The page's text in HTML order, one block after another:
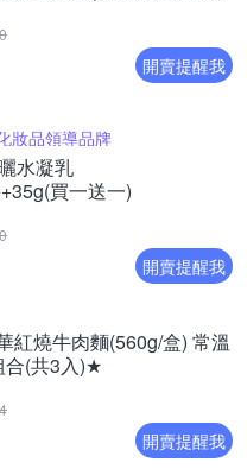
開賣提醒我
妝品領導品牌
水凝乳
買一送一)
開賣提醒我
紅燒牛肉麵(560g/盒) 常溫
合(共3入)★
開賣提醒我